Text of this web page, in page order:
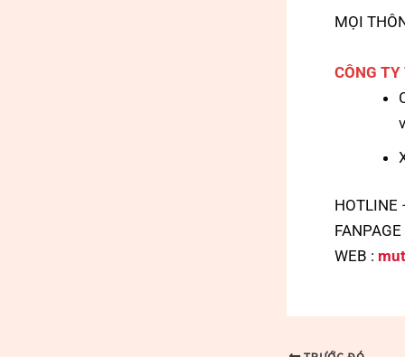
MỌI
CÔNG
HOTLINE
FANPAGE
WEB :